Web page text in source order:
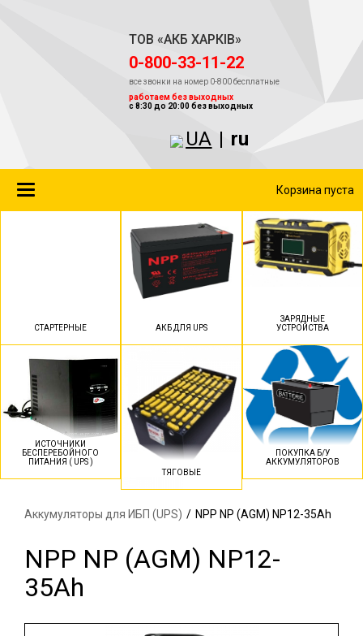
ТОВ «АКБ ХАРКІВ»
‎0-800-33-11-22
все звонки на номер 0-800 бесплатные
работаем без выходных
с 8:30 до 20:00 без выходных
UA | ru
Toggle
Корзина пуста
СТАРТЕРНЫЕ АКБ ДЛЯ UPS
ЗАРЯДНЫЕ
УСТРОЙСТВА
ИСТОЧНИКИ
БЕСПЕРЕБОЙНОГО
ПИТАНИЯ ( UPS )
ТЯГОВЫЕ
ПОКУПКА Б/У
АККУМУЛЯТОРОВ
Аккумуляторы для ИБП (UPS) / NPP NP (AGM) NP12-35Ah
NPP NP (AGM) NP12-
35Ah